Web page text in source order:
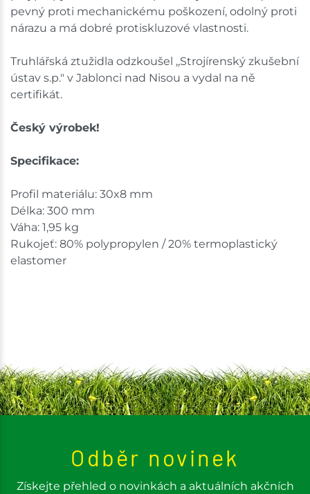
pevný proti mechanickému poškození, odolný proti
nárazu a má dobré protiskluzové vlastnosti.
Truhlářská ztužidla odzkoušel ,,Strojírenský zkušební
ústav s.p." v Jablonci nad Nisou a vydal na ně
certifikát.
Český výrobek!
Specifikace:
Profil materiálu: 30x8 mm
Délka: 300 mm
Váha: 1,95 kg
Rukojeť: 80% polypropylen / 20% termoplastický
elastomer
Odběr novinek
Získejte přehled o novinkách a aktuálních akčních